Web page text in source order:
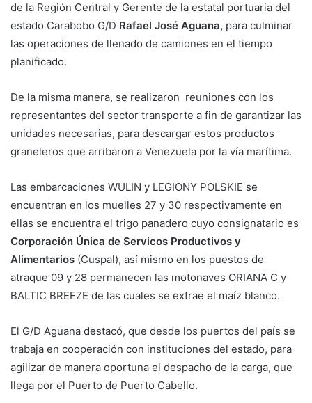
de la Región Central y Gerente de la estatal portuaria del
estado Carabobo G/D Rafael José Aguana, para culminar
las operaciones de llenado de camiones en el tiempo
planificado.
De la misma manera, se realizaron reuniones con los
representantes del sector transporte a fin de garantizar las
unidades necesarias, para descargar estos productos
graneleros que arribaron a Venezuela por la vía marítima.
Las embarcaciones WULIN y LEGIONY POLSKIE se
encuentran en los muelles 27 y 30 respectivamente en
ellas se encuentra el trigo panadero cuyo consignatario es
Corporación Única de Servicos Productivos y
Alimentarios (Cuspal), así mismo en los puestos de
atraque 09 y 28 permanecen las motonaves ORIANA C y
BALTIC BREEZE de las cuales se extrae el maíz blanco.
El G/D Aguana destacó, que desde los puertos del país se
trabaja en cooperación con instituciones del estado, para
agilizar de manera oportuna el despacho de la carga, que
llega por el Puerto de Puerto Cabello.